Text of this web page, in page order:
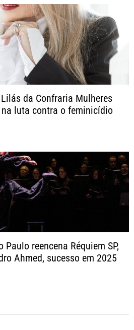
da Confraria Mulheres
luta contra o feminicídio
Paulo reencena Réquiem SP,
Ahmed, sucesso em 2025